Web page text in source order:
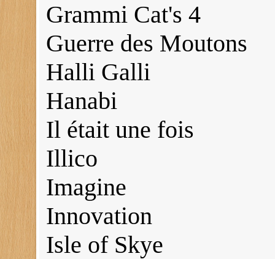
Grammi Cat's 4
Guerre des Moutons
Halli Galli
Hanabi
Il était une fois
Illico
Imagine
Innovation
Isle of Skye